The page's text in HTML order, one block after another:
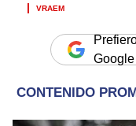
VRAEM
Google